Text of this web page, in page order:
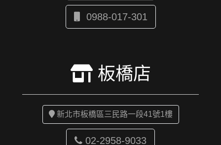
0988-017-301
板橋店
新北市板橋區三民路一段41號1樓
02-2958-9033